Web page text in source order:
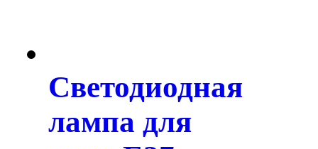
Светодиодная
лампа для